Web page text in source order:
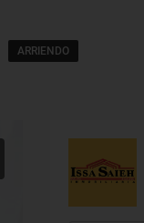
ARRIENDO